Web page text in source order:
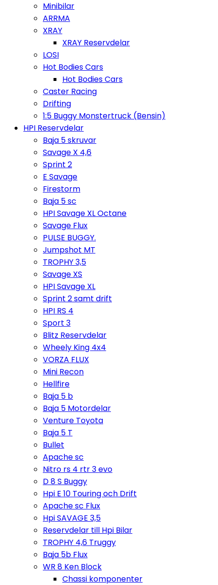
Minibilar
ARRMA
XRAY
XRAY Reservdelar
LOSI
Hot Bodies Cars
Hot Bodies Cars
Caster Racing
Drifting
1:5 Buggy Monstertruck (Bensin)
HPI Reservdelar
Baja 5 skruvar
Savage X 4,6
Sprint 2
E Savage
Firestorm
Baja 5 sc
HPI Savage XL Octane
Savage Flux
PULSE BUGGY.
Jumpshot MT
TROPHY 3,5
Savage XS
HPI Savage XL
Sprint 2 samt drift
HPI RS 4
Sport 3
Blitz Reservdelar
Wheely King 4x4
VORZA FLUX
Mini Recon
Hellfire
Baja 5 b
Baja 5 Motordelar
Venture Toyota
Baja 5 T
Bullet
Apache sc
Nitro rs 4 rtr 3 evo
D 8 S Buggy
Hpi E 10 Touring och Drift
Apache sc Flux
Hpi SAVAGE 3,5
Reservdelar till Hpi Bilar
TROPHY 4,6 Truggy
Baja 5b Flux
WR 8 Ken Block
Chassi komponenter